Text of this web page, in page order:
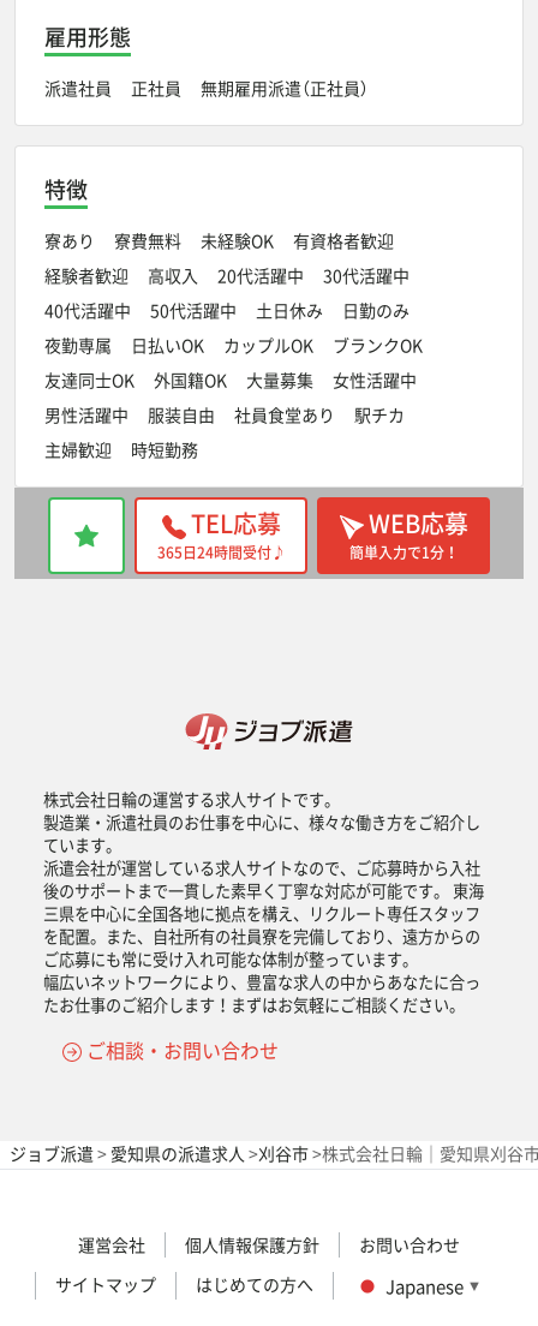
雇用形態
派遣社員 正社員 無期雇用派遣（正社員）
特徴
寮あり 寮費無料 未経験OK
有資格者歓迎
経験者歓迎
高収入 20代活躍中
30代活躍中
40代活躍中
50代活躍中 土日休み
日勤のみ
夜勤専属
日払いOK カップルOK
ブランクOK
友達同士OK
外国籍OK 大量募集
女性活躍中
男性活躍中
服装自由 社員食堂あり
駅チカ
主婦歓迎
時短勤務
WEB応募
簡単入力で1分！
TEL応募
365日24時間受付♪
株式会社日輪の運営する求人サイトです。
製造業・派遣社員のお仕事を中心に、様々な働き方をご紹介し
ています。
派遣会社が運営している求人サイトなので、ご応募時から入社
後のサポートまで一貫した素早く丁寧な対応が可能です。 東海
三県を中心に全国各地に拠点を構え、リクルート専任スタッフ
を配置。また、自社所有の社員寮を完備しており、遠方からの
ご応募にも常に受け入れ可能な体制が整っています。
幅広いネットワークにより、豊富な求人の中からあなたに合っ
たお仕事のご紹介します！まずはお気軽にご相談ください。
ご相談・お問い合わせ
ジョブ派遣> 愛知県の派遣求人 >刈谷市>株式会社日輪｜愛知県刈谷
運営会社 個人情報保護方針
お問い合わせ
サイトマップ
はじめての方へ Japanese ▼